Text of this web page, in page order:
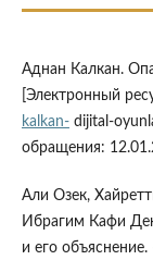
Аднан Калкан.
[Электронный
kalkan-dijital-
обращения:
Али Озек,
Ибрагим Кафи
и его